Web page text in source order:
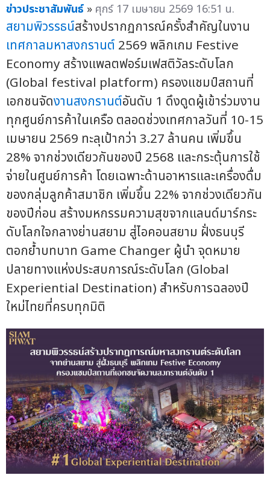
ข่าวประชาสัมพันธ์ » ศุกร์ 17 เมษายน 2569 16:51 น.
สยามพิวรรธน์สร้างปรากฏการณ์ครั้งสำคัญในงาน
เทศกาลมหาสงกรานต์ 2569 พลิกเกม Festive
Economy สร้างแพลตฟอร์มเฟสติวัลระดับโลก
(Global festival platform) ครองแชมป์สถานที่
เอกชนจัดงานสงกรานต์อันดับ 1 ดึงดูดผู้เข้าร่วมงาน
ทุกศูนย์การค้าในเครือ ตลอดช่วงเทศกาลวันที่ 10-15
เมษายน 2569 ทะลุเป้ากว่า 3.27 ล้านคน เพิ่มขึ้น
28% จากช่วงเดียวกันของปี 2568 และกระตุ้นการใช้
จ่ายในศูนย์การค้า โดยเฉพาะด้านอาหารและเครื่องดื่ม
ของกลุ่มลูกค้าสมาชิก เพิ่มขึ้น 22% จากช่วงเดียวกัน
ของปีก่อน สร้างมหกรรมความสุขจากแลนด์มาร์กระ
ดับโลกใจกลางย่านสยาม สู่ไอคอนสยาม ฝั่งธนบุรี
ตอกย้ำบทบาท Game Changer ผู้นำ จุดหมาย
ปลายทางแห่งประสบการณ์ระดับโลก (Global
Experiential Destination) สำหรับการฉลองปี
ใหม่ไทยที่ครบทุกมิติ